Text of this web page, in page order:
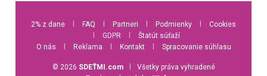
2% z dane FAQ Partneri Podmienky
Cookies
GDPR
Štatút súťaží
O nás
Reklama Kontakt Spracovanie súhlasu
© 2026 SDEŤMI.com
Všetky práva vyhradené